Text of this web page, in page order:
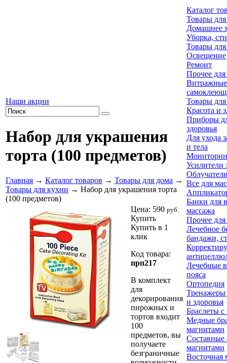
Наши акции
Набор для украшения
торта (100 предметов)
Главная → Каталог товаров → Товары для дома →
Товары для кухни → Набор для украшения торта
(100 предметов)
Цена: 590 руб.
Купить
Купить в 1
клик
Код товара:
прп217
В комплект
для
декорирования
пирожных и
тортов входит
100
предметов, вы
получаете
безграничные
Каталог
Товары
Домашнее
Уборка,
Товары
Освещение
Ремонт
Прочее
Витражные
Товары
Красота и
Приборы
здоровья
Для ухода
и тела
Усилители
Все для
Банки для
массажа
Прочее
Лечебное
бандажи,
Лечебные
пояса
Ортопедия
Тренажеры
и здоровья
Браслеты
Медные
магнитами
Составные
магнитами
Восточная